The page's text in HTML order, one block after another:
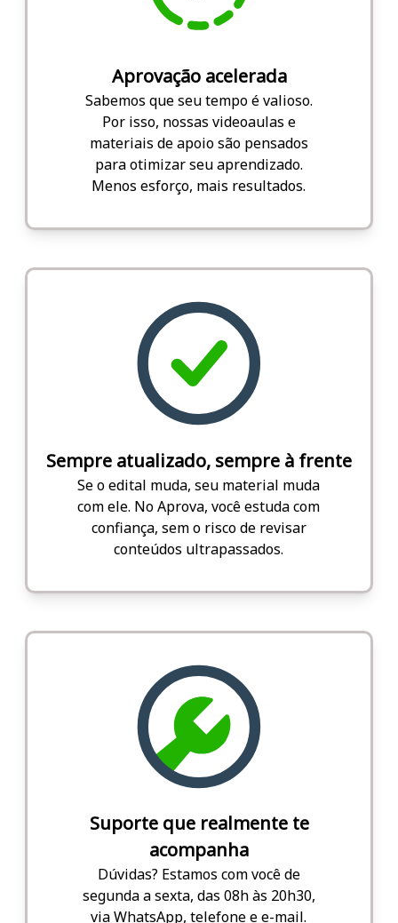
Aprovação acelerada
Sabemos que seu tempo é valioso.
Por isso, nossas videoaulas e
materiais de apoio são pensados
para otimizar seu aprendizado.
Menos esforço, mais resultados.
Sempre atualizado, sempre à frente
Se o edital muda, seu material muda
com ele. No Aprova, você estuda com
confiança, sem o risco de revisar
conteúdos ultrapassados.
Suporte que realmente te
acompanha
Dúvidas? Estamos com você de
segunda a sexta, das 08h às 20h30,
via WhatsApp, telefone e e-mail.